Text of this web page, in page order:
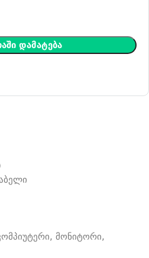
Დამატება
მონიტორი,